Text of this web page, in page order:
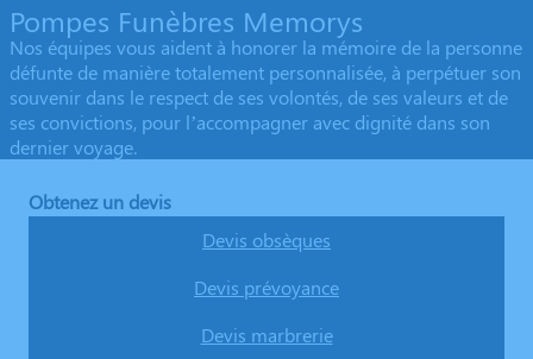
Pompes Funèbres Memorys
Nos équipes vous aident à honorer la mémoire de la personne
défunte de manière totalement personnalisée, à perpétuer son
souvenir dans le respect de ses volontés, de ses valeurs et de
ses convictions, pour l’accompagner avec dignité dans son
dernier voyage.
Obtenez un devis
Devis obsèques
Devis prévoyance
Devis marbrerie